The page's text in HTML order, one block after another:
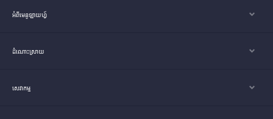
អំពីមេនូឡាយហ្វ៍
ដំណោះស្រាយ
សេវាកម្ម